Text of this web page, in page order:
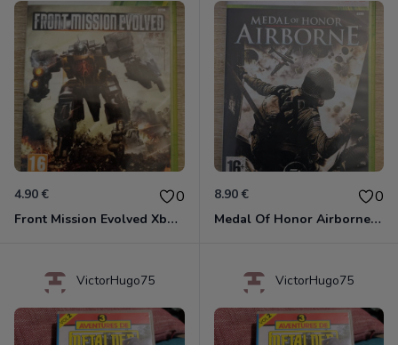
4.90 € 0
Front Mission Evolved Xbox 360
8.90 € 0
Medal Of Honor Airborne Xbox 360
VictorHugo75 VictorHugo75